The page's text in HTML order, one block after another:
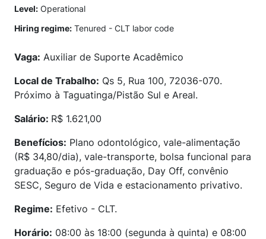
Level: Operational
Hiring regime: Tenured - CLT labor code
Vaga: Auxiliar de Suporte Acadêmico
Local de Trabalho: Qs 5, Rua 100, 72036-070.
Próximo à Taguatinga/Pistão Sul e Areal.
Salário: R$ 1.621,00
Benefícios: Plano odontológico, vale-alimentação
(R$ 34,80/dia), vale-transporte, bolsa funcional para
graduação e pós-graduação, Day Off, convênio
SESC, Seguro de Vida e estacionamento privativo.
Regime: Efetivo - CLT.
Horário: 08:00 às 18:00 (segunda à quinta) e 08:00